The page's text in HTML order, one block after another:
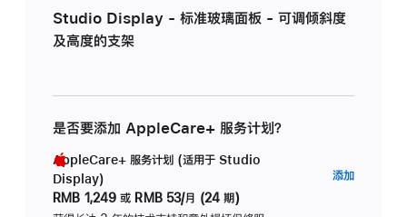
Studio Display - 标准玻璃面板 - 可调倾斜度
及高度的支架
是否要添加 AppleCare+ 服务计划？
AppleCare+ 服务计划 (适用于 Studio
Display)
RMB 1,249 或 RMB 53/月 (24 期)
添加